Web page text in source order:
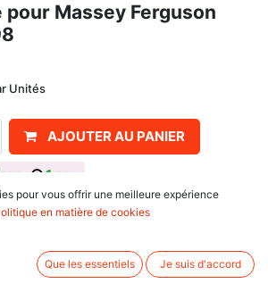
Massey Ferguson
Unités
AJOUTER AU PANIER
: 1 an
avec pour référence d'origine : 886230M1,
290, 298
360, 362, 365, 372, 375, 382, 390 T, 390,
pour vous offrir une meilleure expérience
en matière de cookies
Que les essentiels Je suis d'accord